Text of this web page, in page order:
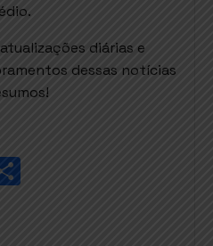
diárias e
dessas notícias